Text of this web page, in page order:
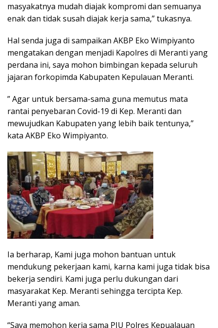
masyakatnya mudah diajak kompromi dan semuanya
enak dan tidak susah diajak kerja sama,” tukasnya.
Hal senda juga di sampaikan AKBP Eko Wimpiyanto
mengatakan dengan menjadi Kapolres di Meranti yang
perdana ini, saya mohon bimbingan kepada seluruh
jajaran forkopimda Kabupaten Kepulauan Meranti.
” Agar untuk bersama-sama guna memutus mata
rantai penyebaran Covid-19 di Kep. Meranti dan
mewujudkan Kabupaten yang lebih baik tentunya,”
kata AKBP Eko Wimpiyanto.
Ia berharap, Kami juga mohon bantuan untuk
mendukung pekerjaan kami, karna kami juga tidak bisa
bekerja sendiri. Kami juga perlu dukungan dari
masyarakat Kep. Meranti sehingga tercipta Kep.
Meranti yang aman.
“Saya memohon kerja sama PJU Polres Kepualauan